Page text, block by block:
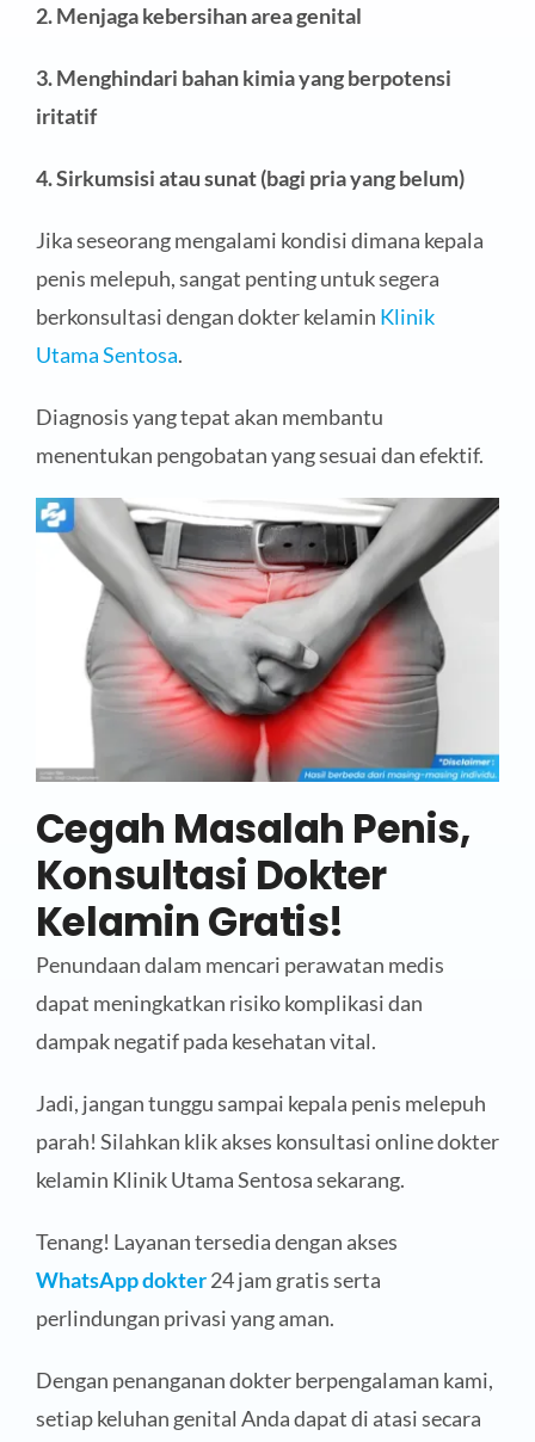
2. Menjaga kebersihan area genital
3. Menghindari bahan kimia yang berpotensi
iritatif
4. Sirkumsisi atau sunat (bagi pria yang belum)
Jika seseorang mengalami kondisi dimana kepala
penis melepuh, sangat penting untuk segera
berkonsultasi dengan dokter kelamin Klinik
Utama Sentosa.
Diagnosis yang tepat akan membantu
menentukan pengobatan yang sesuai dan efektif.
Cegah Masalah Penis,
Konsultasi Dokter
Kelamin Gratis!
Penundaan dalam mencari perawatan medis
dapat meningkatkan risiko komplikasi dan
dampak negatif pada kesehatan vital.
Jadi, jangan tunggu sampai kepala penis melepuh
parah! Silahkan klik akses konsultasi online dokter
kelamin Klinik Utama Sentosa sekarang.
Tenang! Layanan tersedia dengan akses
WhatsApp dokter24 jam gratis serta
perlindungan privasi yang aman.
Dengan penanganan dokter berpengalaman kami,
setiap keluhan genital Anda dapat di atasi secara